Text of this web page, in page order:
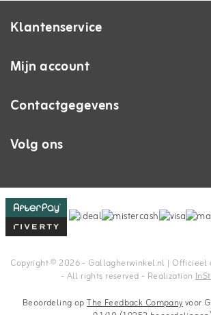
Klantenservice
Mijn account
Contactgegevens
Volg ons
Copyright © 2026 - Gallagherwinkel.nl | Officieel
- All rights reserved - Realization
Beoordeling opThe Feedback Companyvoor